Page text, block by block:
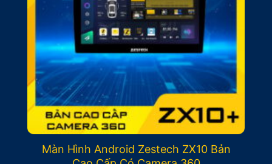
Màn Hình Android Zestech ZX10 Bản